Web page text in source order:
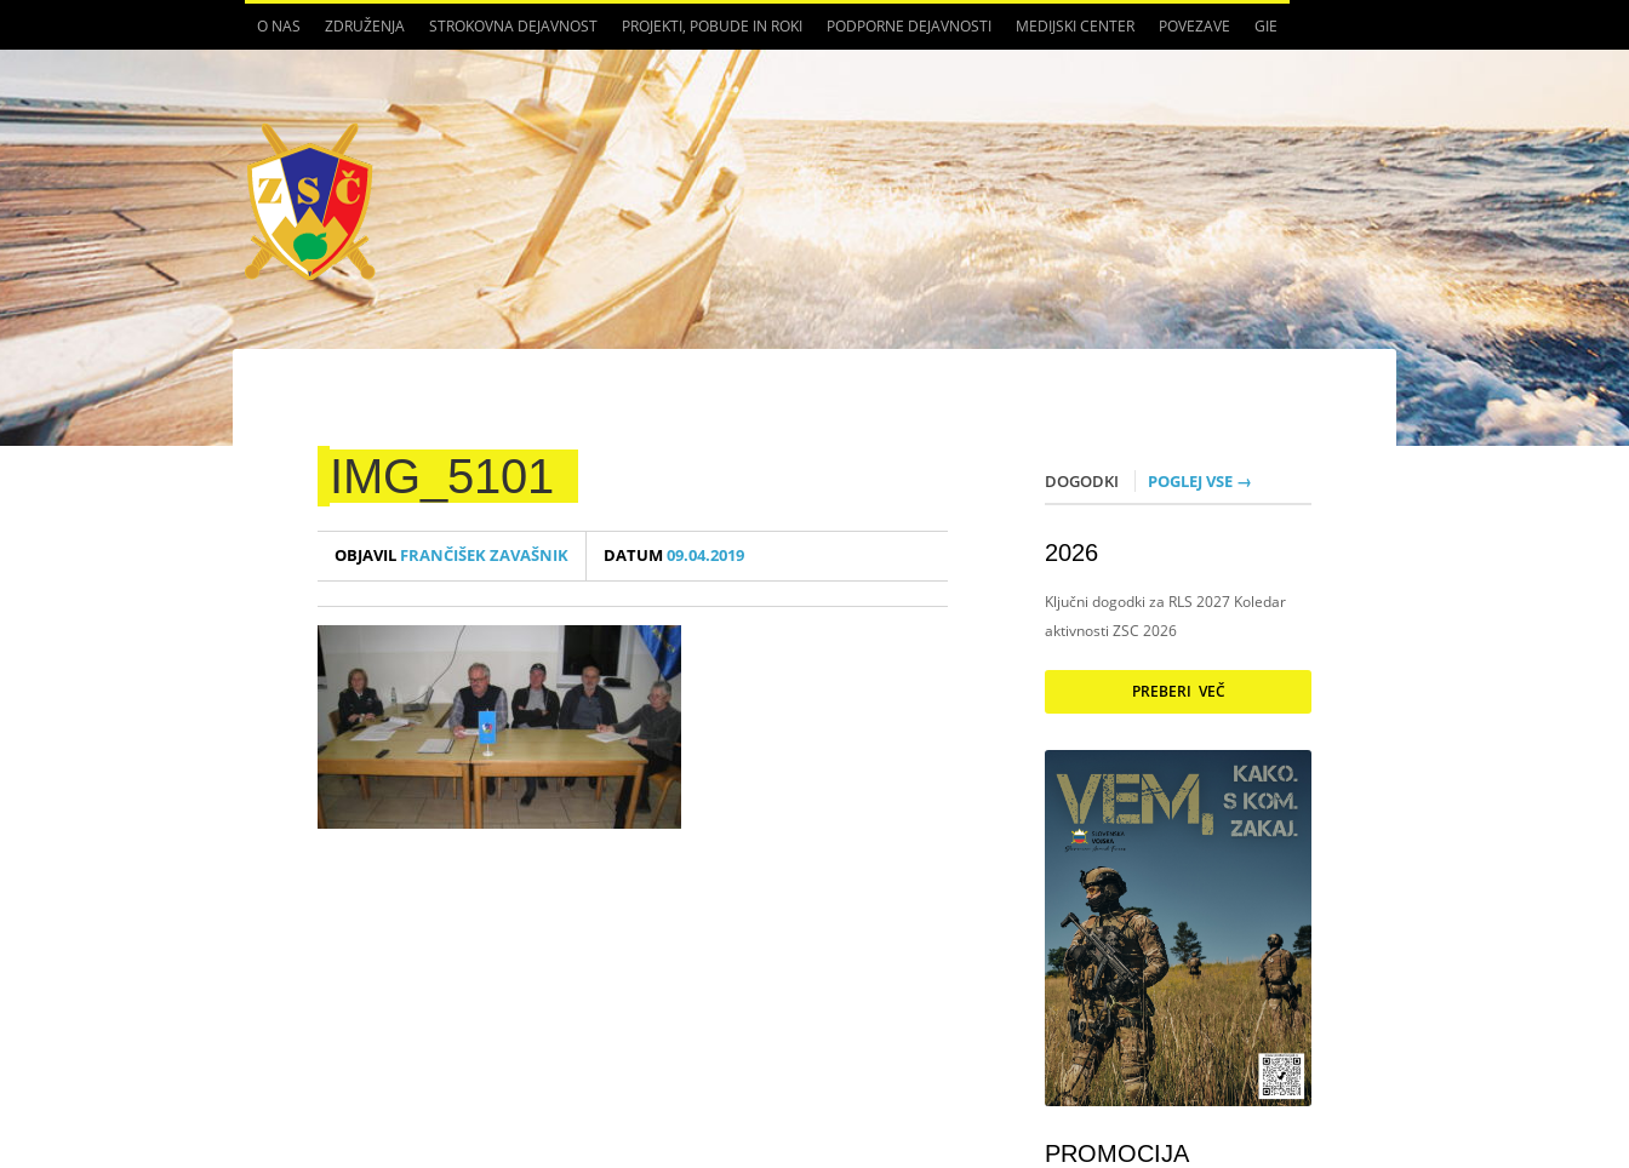
O NAS ZDRUŽENJA STROKOVNA DEJAVNOST PROJEKTI, POBUDE IN ROKI PODPORNE DEJAVNOSTI MEDIJSKI CENTER POVEZAVE GIE
IMG_5101
OBJAVIL FRANČIŠEK ZAVAŠNIK DATUM09.04.2019
DOGODKI POGLEJ VSE →
2026
Ključni dogodki za RLS 2027 Koledar
aktivnosti ZSC 2026
PREBERI VEČ
PROMOCIJA